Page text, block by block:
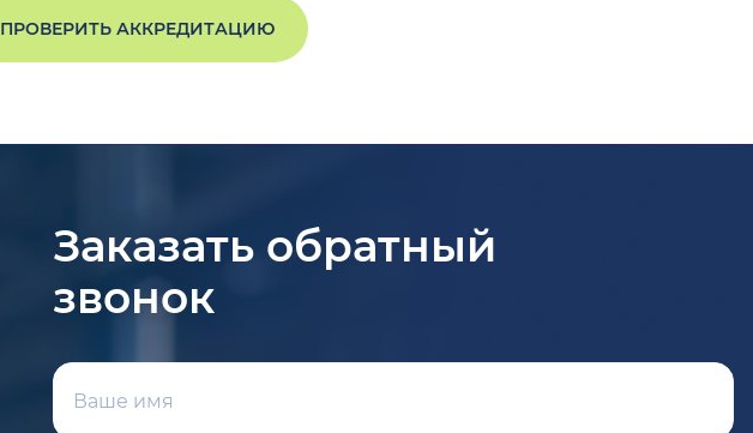
ПРОВЕРИТЬ АККРЕДИТАЦИЮ
Заказать обратный
звонок